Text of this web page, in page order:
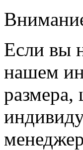
Если вы
нашем